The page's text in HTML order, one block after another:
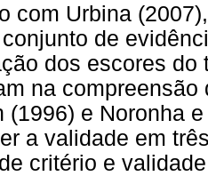
com Urbina
de
dos escores
na
(1996) e Noronha
a validade em
critério e